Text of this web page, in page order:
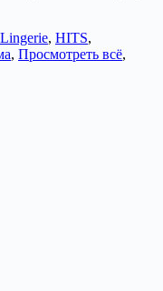
, HITS,
, Просмотреть всё,